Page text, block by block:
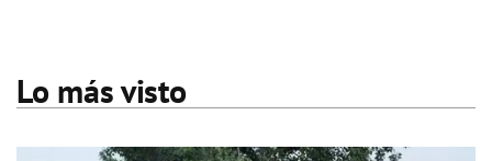
Lo más visto